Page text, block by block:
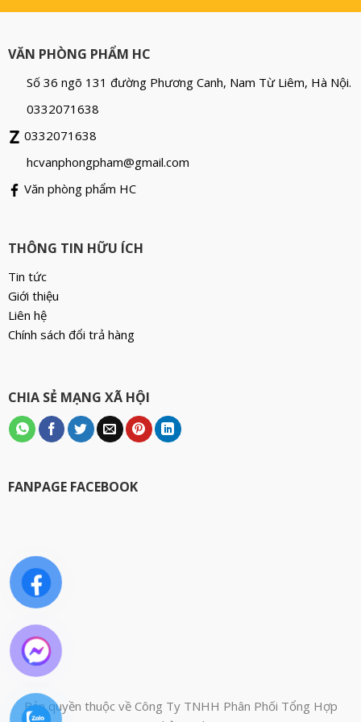
VĂN PHÒNG PHẨM HC
Số 36 ngõ 131 đường Phương Canh, Nam Từ Liêm, Hà Nội.
0332071638
0332071638
hcvanphongpham@gmail.com
Văn phòng phẩm HC
THÔNG TIN HỮU ÍCH
Tin tức
Giới thiệu
Liên hệ
Chính sách đổi trả hàng
CHIA SẺ MẠNG XÃ HỘI
FANPAGE FACEBOOK
Bản quyền thuộc về Công Ty TNHH Phân Phối Tổng Hợp